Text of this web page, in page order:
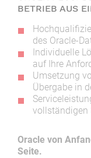
BETRIEB AUS
des Oracle-
Individuelle
auf Ihre
Umsetzung
Übergabe in
vollständigen
Oracle von
Seite.